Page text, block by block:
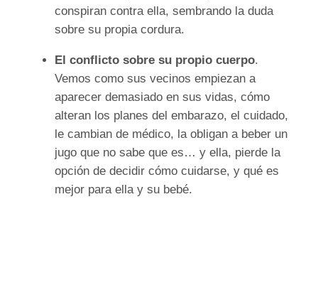
conspiran contra ella, sembrando la duda
sobre su propia cordura.
El conflicto sobre su propio cuerpo.
Vemos como sus vecinos empiezan a
aparecer demasiado en sus vidas, cómo
alteran los planes del embarazo, el cuidado,
le cambian de médico, la obligan a beber un
jugo que no sabe que es… y ella, pierde la
opción de decidir cómo cuidarse, y qué es
mejor para ella y su bebé.